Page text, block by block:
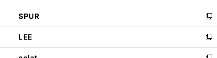
ウ
で
開
く
ン
ド
ウ
で
開
ウ
ィ
ン
ド
ウ
し
い
ウ
ィ
ン
SPUR
新
し
い
ウ
LEE
新
し